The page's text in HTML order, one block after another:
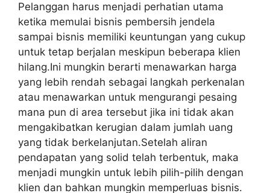
Pelanggan harus menjadi perhatian utama
ketika memulai bisnis pembersih jendela
sampai bisnis memiliki keuntungan yang cukup
untuk tetap berjalan meskipun beberapa klien
hilang.Ini mungkin berarti menawarkan harga
yang lebih rendah sebagai langkah perkenalan
atau menawarkan untuk mengurangi pesaing
mana pun di area tersebut jika ini tidak akan
mengakibatkan kerugian dalam jumlah uang
yang tidak berkelanjutan.Setelah aliran
pendapatan yang solid telah terbentuk, maka
menjadi mungkin untuk lebih pilih-pilih dengan
klien dan bahkan mungkin memperluas bisnis.